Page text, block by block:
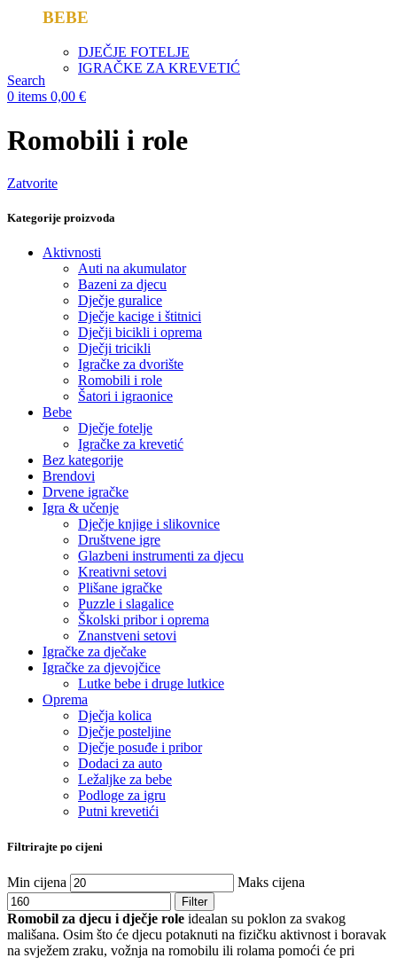
BEBE
DJEČJE FOTELJE
IGRAČKE ZA KREVETIĆ
Search
0 items 0,00 €
Romobili i role
Zatvorite
Kategorije proizvoda
Aktivnosti
Auti na akumulator
Bazeni za djecu
Dječje guralice
Dječje kacige i štitnici
Dječji bicikli i oprema
Dječji tricikli
Igračke za dvorište
Romobili i role
Šatori i igraonice
Bebe
Dječje fotelje
Igračke za krevetić
Bez kategorije
Brendovi
Drvene igračke
Igra & učenje
Dječje knjige i slikovnice
Društvene igre
Glazbeni instrumenti za djecu
Kreativni setovi
Plišane igračke
Puzzle i slagalice
Školski pribor i oprema
Znanstveni setovi
Igračke za dječake
Igračke za djevojčice
Lutke bebe i druge lutkice
Oprema
Dječja kolica
Dječje posteljine
Dječje posuđe i pribor
Dodaci za auto
Ležaljke za bebe
Podloge za igru
Putni krevetići
Filtrirajte po cijeni
Min cijena Maks cijena
Filter
Romobil za djecu i dječje role idealan su poklon za svakog
mališana. Osim što će djecu potaknuti na fizičku aktivnost i boravak
na svježem zraku, vožnja na romobilu ili rolama pomoći će pri